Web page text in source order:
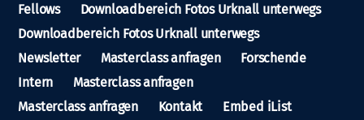
Fellows
Downloadbereich Fotos Urknall unterwegs
Downloadbereich Fotos Urknall unterwegs
Newsletter
Masterclass anfragen
Forschende
Intern
Masterclass anfragen
Masterclass anfragen
Kontakt
Embed iList